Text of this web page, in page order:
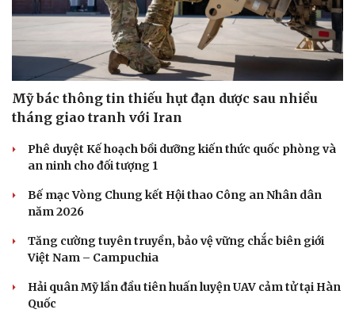
Dinh dưỡng - món ngon
Sản phụ khoa
Nhi khoa
Làm đẹp - giảm cân
Phòng mạch online
Ăn sạch sống khỏe
Đời sống
Nhà đẹp
Tình yêu - Gia đình
Mỹ bác thông tin thiếu hụt đạn dược sau nhiều
tháng giao tranh với Iran
Phê duyệt Kế hoạch bồi dưỡng kiến thức quốc phòng và
an ninh cho đối tượng 1
Bế mạc Vòng Chung kết Hội thao Công an Nhân dân
năm 2026
Tăng cường tuyên truyền, bảo vệ vững chắc biên giới
Việt Nam – Campuchia
Hải quân Mỹ lần đầu tiên huấn luyện UAV cảm tử tại Hàn
Quốc